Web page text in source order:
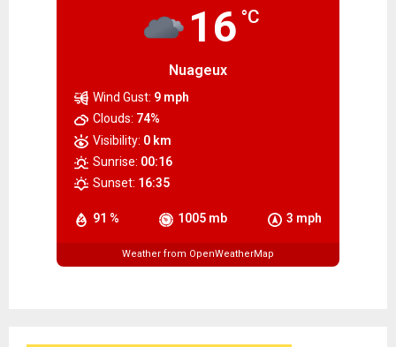
16 °C
Nuageux
91 % 1005 mb 3 mph
Wind Gust: 9 mph
Clouds: 74%
Visibility: 0 km
Sunrise: 00:16
Sunset: 16:35
Weather from OpenWeatherMap